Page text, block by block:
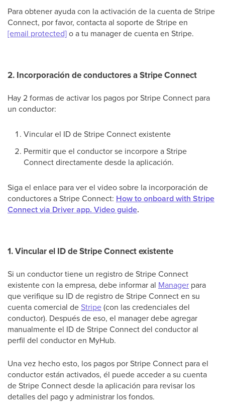
Para obtener ayuda con la activación de la cuenta de Stripe
Connect, por favor, contacta al soporte de Stripe en
[email protected]o a tu manager de cuenta en Stripe.
2. Incorporación de conductores a Stripe Connect
Hay 2 formas de activar los pagos por Stripe Connect para
un conductor:
Vincular el ID de Stripe Connect existente
Permitir que el conductor se incorpore a Stripe
Connect directamente desde la aplicación.
Siga el enlace para ver el video sobre la incorporación de
conductores a Stripe Connect: How to onboard with Stripe
Connect via Driver app. Video guide.
1. Vincular el ID de Stripe Connect existente
Si un conductor tiene un registro de Stripe Connect
existente con la empresa, debe informar al Manager para
que verifique su ID de registro de Stripe Connect en su
cuenta comercial deStripe(con las credenciales del
conductor). Después de eso, el manager debe agregar
manualmente el ID de Stripe Connect del conductor al
perfil del conductor en MyHub.
Una vez hecho esto, los pagos por Stripe Connect para el
conductor están activados, él puede acceder a su cuenta
de Stripe Connect desde la aplicación para revisar los
detalles del pago y administrar los fondos.